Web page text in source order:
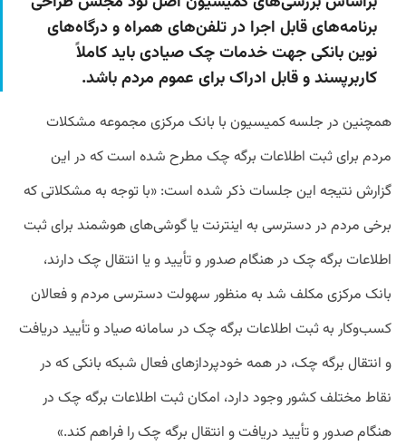
برنامه‌های قابل اجرا در تلفن‌های همراه و درگاه‌های
نوین بانکی جهت خدمات چک صیادی باید کاملاً
کاربرپسند و قابل ادراک برای عموم مردم باشد.
همچنین در جلسه کمیسیون با بانک مرکزی مجموعه مشکلات
مردم برای ثبت اطلاعات برگه چک مطرح شده است که در این
گزارش نتیجه این جلسات ذکر شده است: «با توجه به مشکلاتی که
برخی مردم در دسترسی به اینترنت یا گوشی‌های هوشمند برای ثبت
اطلاعات برگه چک در هنگام صدور و تأیید و یا انتقال چک دارند،
بانک مرکزی مکلف شد به منظور سهولت دسترسی مردم و فعالان
کسب‌وکار به ثبت اطلاعات برگه چک در سامانه صیاد و تأیید دریافت
و انتقال برگه چک، در همه خودپردازهای فعال شبکه بانکی که در
نقاط مختلف کشور وجود دارد، امکان ثبت اطلاعات برگه چک در
هنگام صدور و تأیید دریافت و انتقال برگه چک را فراهم کند.»